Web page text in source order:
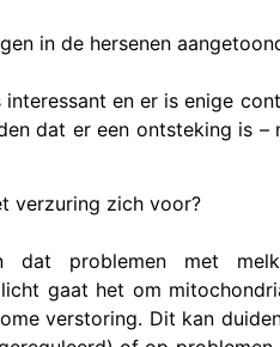
in de hersenen
interessant en er is enige
dat er een ontsteking is
verzuring zich voor?
problemen met
gaat het om
verstoring. Dit kan